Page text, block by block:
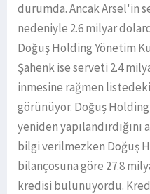
durumda. Ancak Arsel'in
nedeniyle 2.6 milyar
Doğuş Holding Yönetim
Şahenk ise serveti 2.4
inmesine rağmen
görünüyor. Doğuş
yeniden yapılandırdığını
bilgi verilmezken Doğuş
bilançosuna göre 27.8
kredisi bulunuyordu.